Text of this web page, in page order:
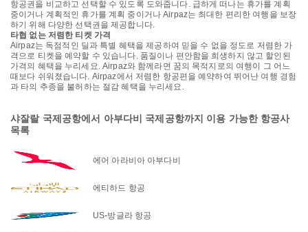
항공권을 비교하고 선택할 수 있도록 도와줍니다. 급하게 떠나는 휴가를 계획
중이거나 계획적인 휴가를 계획 중이거나 Airpaz는 최대한 편리한 여행을 보장
하기 위해 다양한 선택권을 제공합니다.
타협 없는 저렴한 티켓 가격
Airpaz는 독점적인 딜과 특별 혜택을 제공하여 믿을 수 없을 정도로 저렴한 가
격으로 티켓을 예약할 수 있습니다. 품질이나 편안함을 희생하지 않고 할인된
가격의 혜택을 누리세요. Airpaz와 함께라면 꿈의 목적지로의 여행이 그 어느
때보다 쉬워졌습니다. Airpaz에서 저렴한 항공편을 예약하여 뛰어난 여행 경험
과 타의 추종을 불허하는 절감 혜택을 누리세요.
샤잘랄 국제공항에서 아부다비 국제공항까지 이용 가능한 항공사
목록
에어 아라비아 아부다비
에티하드 항공
US-방글라 항공